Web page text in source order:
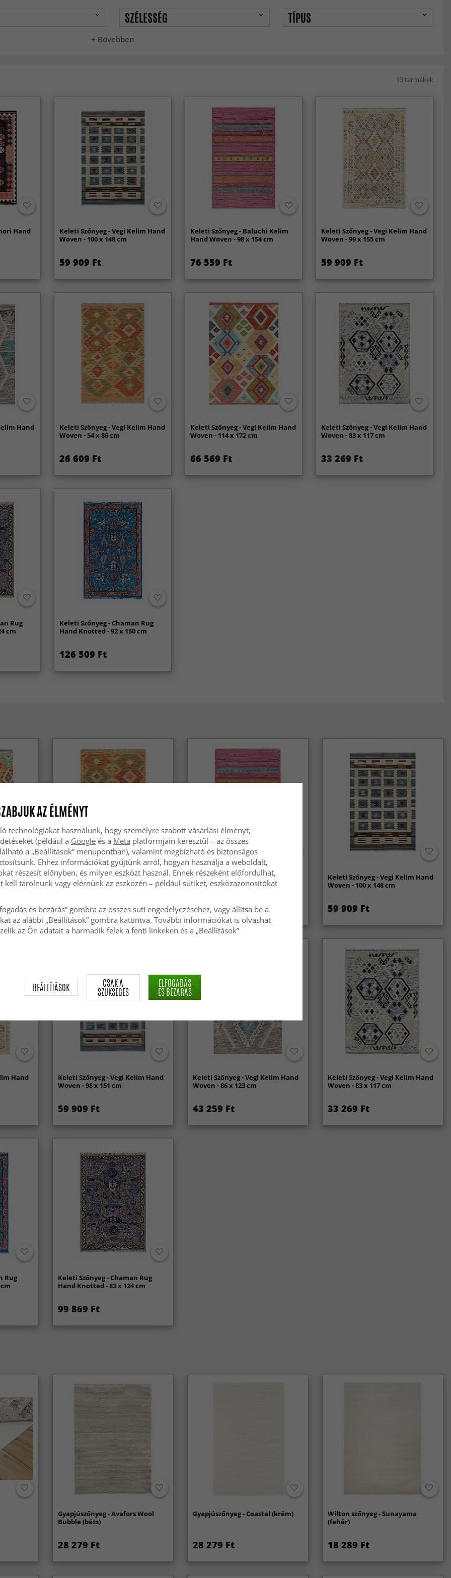
+ Bővebben
SZÉLESSÉG TÍPUS
13 termékek
Hand
Keleti Szőnyeg - Vegi Kelim Hand
Woven - 100 x 148 cm
59 909 Ft
Keleti Szőnyeg - Baluchi Kelim
Hand Woven - 98 x 154 cm
76 559 Ft
Keleti Szőnyeg - Vegi Kelim Hand
Woven - 99 x 155 cm
59 909 Ft
Hand
Keleti Szőnyeg - Vegi Kelim Hand
Woven - 54 x 86 cm
26 609 Ft
Keleti Szőnyeg - Vegi Kelim Hand
Woven - 114 x 172 cm
66 569 Ft
Keleti Szőnyeg - Vegi Kelim Hand
Woven - 83 x 117 cm
33 269 Ft
Rug
cm
Keleti Szőnyeg - Chaman Rug
Hand Knotted - 92 x 150 cm
126 509 Ft
Hand
Keleti Szőnyeg - Vegi Kelim Hand
Woven - 54 x 86 cm
26 609 Ft
Keleti Szőnyeg - Baluchi Kelim
Hand Woven - 98 x 154 cm
76 559 Ft
Keleti Szőnyeg - Vegi Kelim Hand
Woven - 100 x 148 cm
59 909 Ft
Hand
Keleti Szőnyeg - Vegi Kelim Hand
Woven - 98 x 151 cm
59 909 Ft
Keleti Szőnyeg - Vegi Kelim Hand
Woven - 86 x 123 cm
43 259 Ft
Keleti Szőnyeg - Vegi Kelim Hand
Woven - 83 x 117 cm
33 269 Ft
Rug
Keleti Szőnyeg - Chaman Rug
Hand Knotted - 83 x 124 cm
99 869 Ft
Gyapjúszőnyeg - Avafors Wool
Bubble (bézs)
28 279 Ft
Gyapjúszőnyeg - Coastal (krém)
28 279 Ft
Wilton szőnyeg - Sunayama
(fehér)
18 289 Ft
AZ ÉLMÉNYT
technológiákat használunk, hogy személyre szabott vásárlási élményt,
(például a Googleés a Meta platformjain keresztül – az összes
a „Beállítások” menüpontban), valamint megbízható és biztonságos
Ehhez információkat gyűjtünk arról, hogyan használja a weboldalt,
részesít előnyben, és milyen eszközt használ. Ennek részeként előfordulhat,
kell tárolnunk vagy elérnünk az eszközén – például sütiket, eszközazonosítókat
és bezárás” gombra az összes süti engedélyezéséhez, vagy állítsa be a
az alábbi „Beállítások” gombra kattintva. További információkat is olvashat
az Ön adatait a harmadik felek a fenti linkeken és a „Beállítások”
BEÁLLÍTÁSOK CSAK A
SZÜKSÉGES
ELFOGADÁS
ÉS BEZÁRÁS